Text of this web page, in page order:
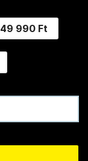
49 990 Ft